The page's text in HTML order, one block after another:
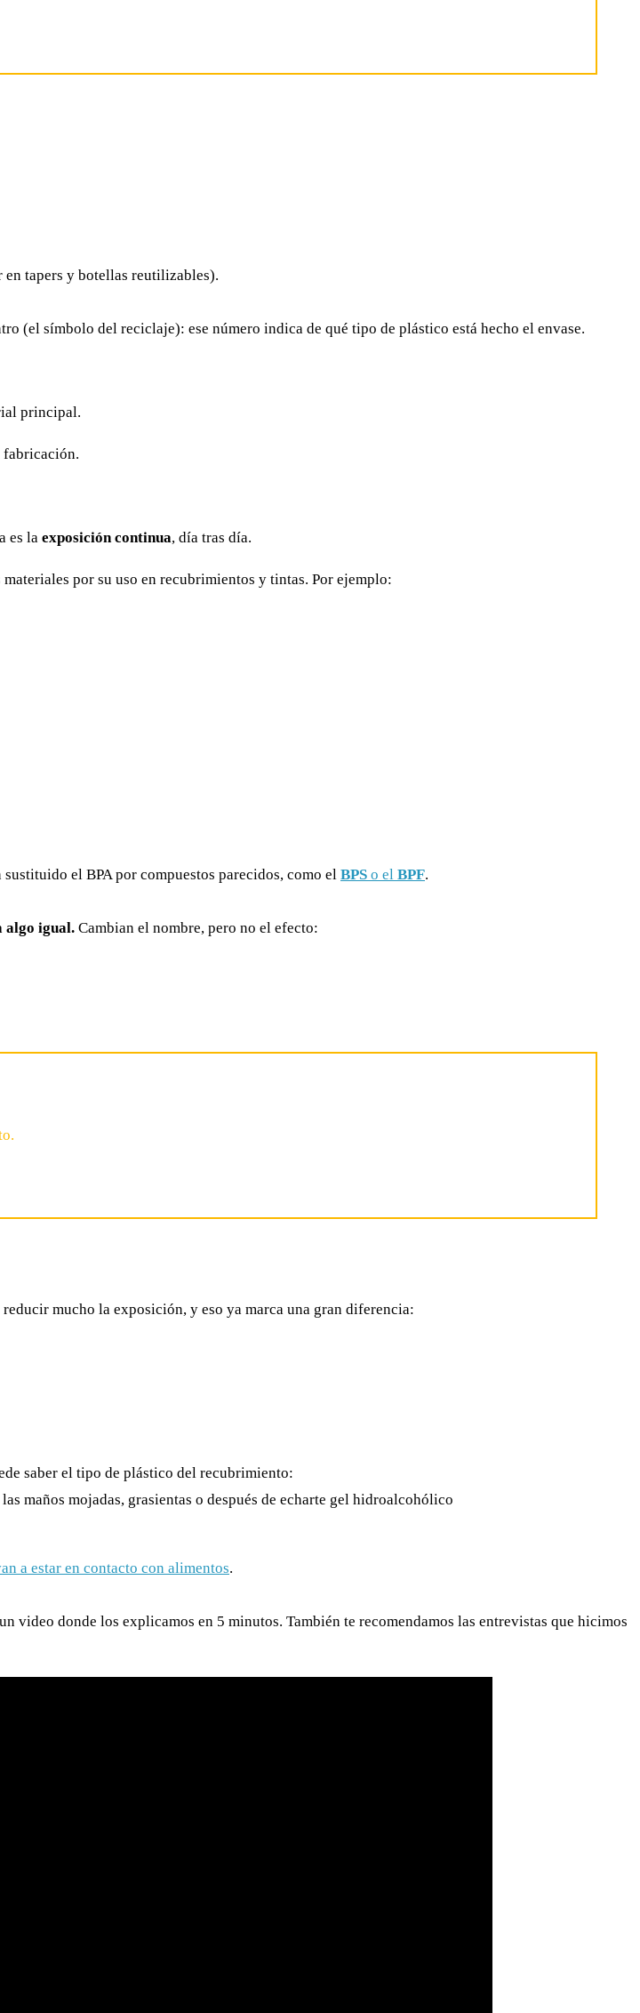
en tapers y botellas reutilizables).
(el símbolo del reciclaje): ese número indica de qué tipo de plástico está hecho el envase.
principal.
fabricación.
es la exposición continua, día tras día.
por su uso en recubrimientos y tintas. Por ejemplo:
el BPA por compuestos parecidos, como el BPS o el BPF.
algo igual. Cambian el nombre, pero no el efecto:
mucho la exposición, y eso ya marca una gran diferencia:
saber el tipo de plástico del recubrimiento:
maños mojadas, grasientas o después de echarte gel hidroalcohólico
a estar en contacto con alimentos.
video donde los explicamos en 5 minutos. También te recomendamos las entrevistas que hicimos